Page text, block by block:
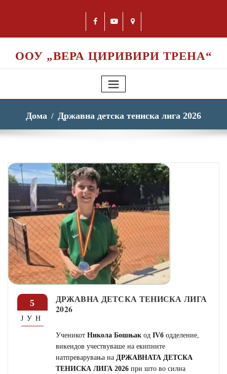
ООУ „ВЕРА ЦИРИВИРИ ТРЕНА“
Дома Државна детска тениска лига 2026
5
ЈУН
ДРЖАВНА ДЕТСКА ТЕНИСКА ЛИГА
2026
УченикотНикола Бошњак одIVб одделение,
викендов учествуваше на екипните
натпреварувања наДРЖАВНАТА ДЕТСКА
ТЕНИСКА ЛИГА 2026 при што во силна